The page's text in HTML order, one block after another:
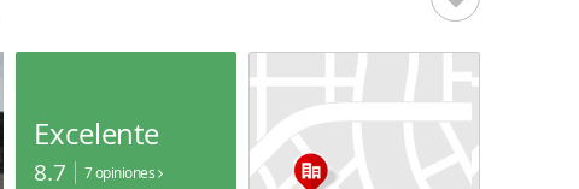
Excelente
8.7 7 opiniones